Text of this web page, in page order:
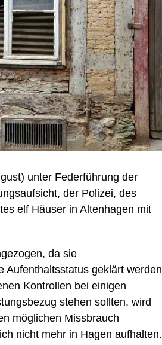
unter Federführung der
der Polizei, des
elf Häuser in Altenhagen mit
da sie
Aufenthaltsstatus geklärt werden
Kontrollen bei einigen
stehen sollten, wird
möglichen Missbrauch
nicht mehr in Hagen aufhalten.